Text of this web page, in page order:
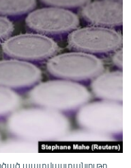
պատվաստանյութը,